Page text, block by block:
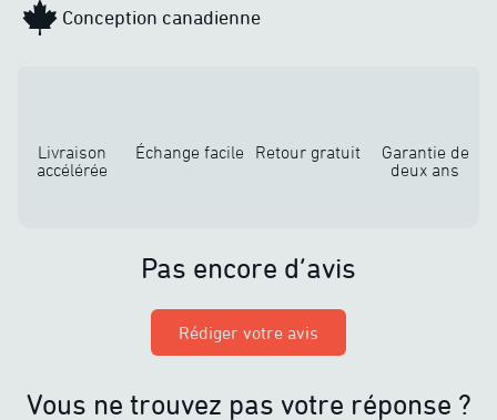
Conception canadienne
Livraison
accélérée
Échange facile Retour gratuit
Garantie de
deux ans
Pas encore d’avis
Rédiger votre avis
Vous ne trouvez pas votre réponse ?